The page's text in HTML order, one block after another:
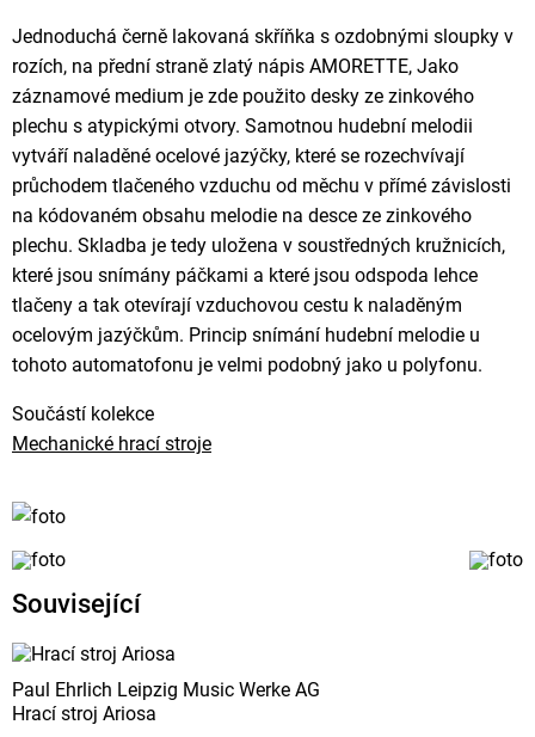
Jednoduchá černě lakovaná skříňka s ozdobnými sloupky v
rozích, na přední straně zlatý nápis AMORETTE, Jako
záznamové medium je zde použito desky ze zinkového
plechu s atypickými otvory. Samotnou hudební melodii
vytváří naladěné ocelové jazýčky, které se rozechvívají
průchodem tlačeného vzduchu od měchu v přímé závislosti
na kódovaném obsahu melodie na desce ze zinkového
plechu. Skladba je tedy uložena v soustředných kružnicích,
které jsou snímány páčkami a které jsou odspoda lehce
tlačeny a tak otevírají vzduchovou cestu k naladěným
ocelovým jazýčkům. Princip snímání hudební melodie u
tohoto automatofonu je velmi podobný jako u polyfonu.
Součástí kolekce
Mechanické hrací stroje
Související
Paul Ehrlich Leipzig Music Werke AG
Hrací stroj Ariosa